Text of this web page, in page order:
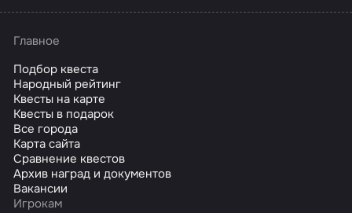
Главное
Подбор квеста
Народный рейтинг
Квесты на карте
Квесты в подарок
Все города
Карта сайта
Сравнение квестов
Архив наград и документов
Вакансии
Игрокам